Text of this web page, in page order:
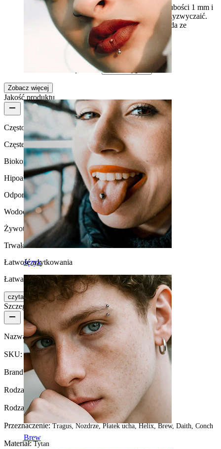
Usta
Język
Brew
Łatwe do włożenia, wygodne (mam jedną o grubości 1 mm i
średnicy 10 mm), ma trochę wagi, ale da się przyzwyczaić.
Nie jest rzucające się w oczy, ale dobrze wygląda ze
wszystkim.
Zakup potwierdzony
Przetłumaczone przez AI Pokaż oryginał
Zobacz więcej
Jakość produktu
Częstotliwość użytkowania
Częste użytkowanie
Biokompatybilność
Hipoalergiczna
Odporność na działanie wody
Wodoodporna
Żywotność
Trwała
Łatwość użytkowania
Łatwa w obsłudze
czytaj więcej
Szczegóły produktu
Nazwa:Potrójne kółko z tytanu
SKU:Ring-210
Brand:Bodymod Trend
Rodzaj zapięcia:Z zawiasem
Rodzaj biżuterii:Kółko, Kółko z efektem iluzji, Huggy
Przeznaczenie:Tragus, Nozdrze, Płatek ucha, Helix, Brew, Daith, Conch
Materiał:Tytan